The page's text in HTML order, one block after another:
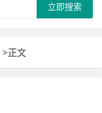
立即搜索
>正文